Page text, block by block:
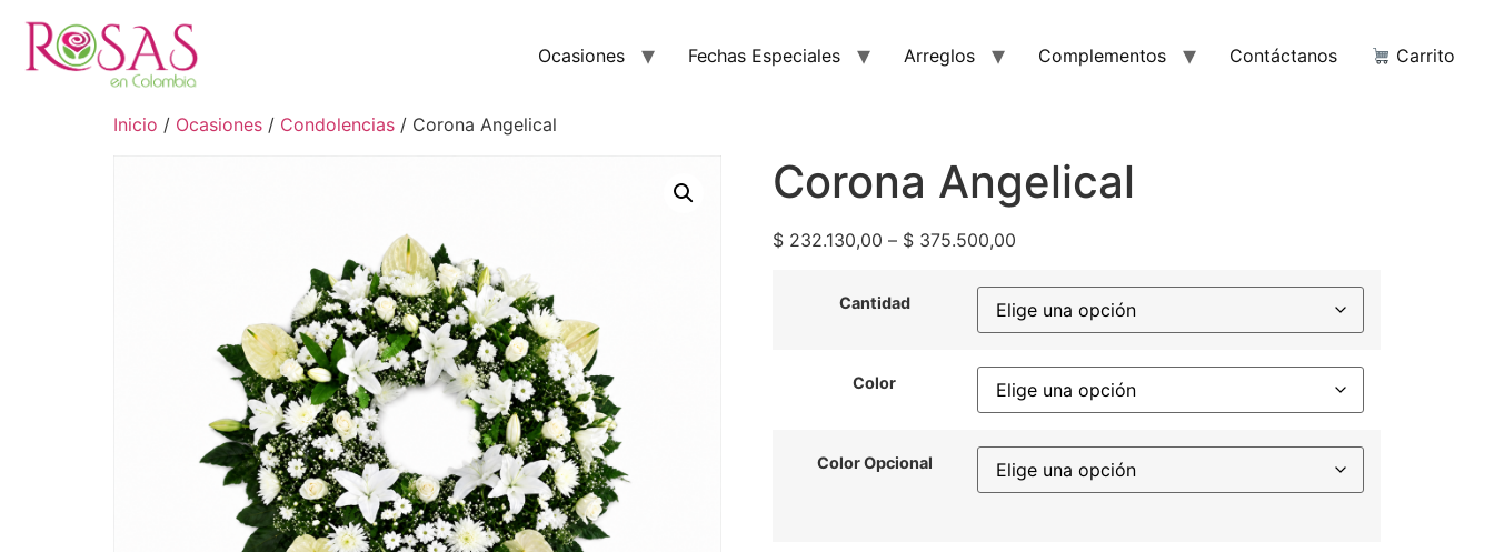
Ocasiones Fechas Especiales Arreglos Complementos Contáctanos Carrito
Inicio / Ocasiones / Condolencias / Corona Angelical
Corona Angelical
$232.130,00 – $375.500,00
Cantidad
Color
Color Opcional